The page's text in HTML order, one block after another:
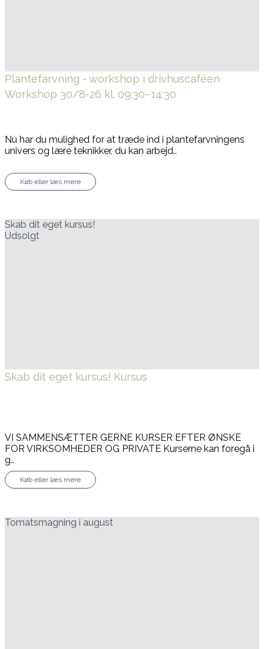
Plantefarvning - workshop i drivhuscaféen
Workshop 30/8-26 kl. 09:30–14:30
Nu har du mulighed for at træde ind i plantefarvningens
univers og lære teknikker, du kan arbejd..
Køb eller læs mere
Skab dit eget kursus!
Udsolgt
Skab dit eget kursus! Kursus
VI SAMMENSÆTTER GERNE KURSER EFTER ØNSKE
FOR VIRKSOMHEDER OG PRIVATE Kurserne kan foregå i
g..
Køb eller læs mere
Tomatsmagning i august